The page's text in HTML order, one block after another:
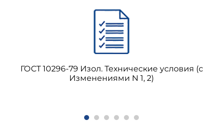
ГОСТ 10296-79 Изол. Технические условия (с
Изменениями N 1, 2)